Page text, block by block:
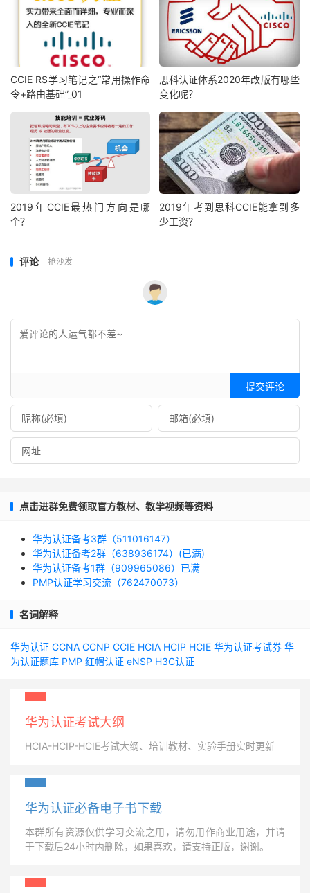
CCIE RS学习笔记之“常用操作命
令+路由基础”_01
思科认证体系2020年改版有哪些
变化呢？
2019年CCIE最热门方向是哪
个？
2019年考到思科CCIE能拿到多
少工资？
评论 抢沙发
提交评论
点击进群免费领取官方教材、教学视频等资料
华为认证备考3群（511016147）
华为认证备考2群（638936174）(已满)
华为认证备考1群（909965086）已满
PMP认证学习交流（762470073）
名词解释
华为认证 CCNA CCNP CCIE HCIA HCIP HCIE 华为认证考试券 华
为认证题库 PMP 红帽认证 eNSP H3C认证
华为认证考试大纲
HCIA-HCIP-HCIE考试大纲、培训教材、实验手册实时更新
华为认证必备电子书下载
本群所有资源仅供学习交流之用，请勿用作商业用途，并请
于下载后24小时内删除，如果喜欢，请支持正版，谢谢。